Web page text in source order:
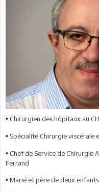
• Chirurgien des hôpitaux au
• Spécialité Chirurgie viscérale
• Chef de Service de Chirurgie
Ferrand
• Marié et père de deux enfants